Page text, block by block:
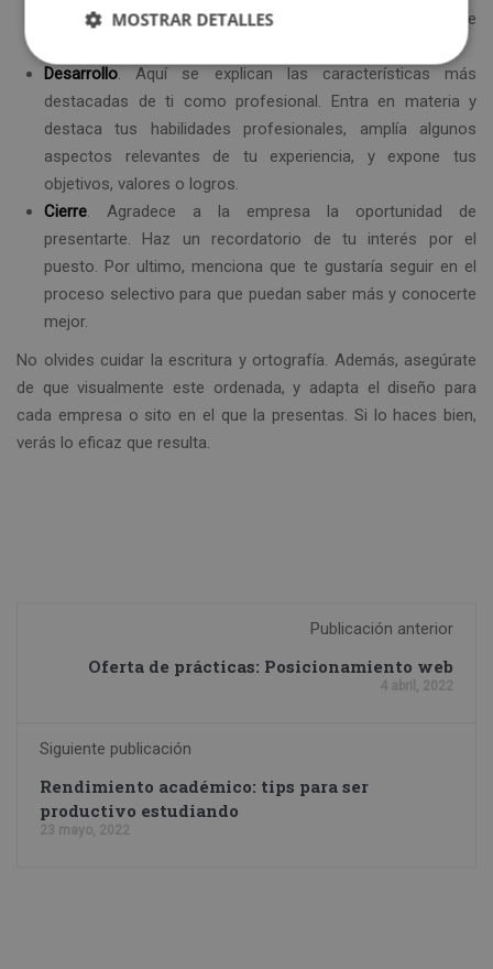
el nombre del puesto. En la introducción es el momento de
Desarrollo. Aquí se explican las características más
destacadas de ti como profesional. Entra en materia y
destaca tus habilidades profesionales, amplía algunos
aspectos relevantes de tu experiencia, y expone tus
objetivos, valores o logros.
Cierre. Agradece a la empresa la oportunidad de
presentarte. Haz un recordatorio de tu interés por el
puesto. Por ultimo, menciona que te gustaría seguir en el
proceso selectivo para que puedan saber más y conocerte
mejor.
No olvides cuidar la escritura y ortografía. Además, asegúrate
de que visualmente este ordenada, y adapta el diseño para
cada empresa o sito en el que la presentas. Si lo haces bien,
verás lo eficaz que resulta.
Publicación anterior
Oferta de prácticas: Posicionamiento web
4 abril, 2022
Siguiente publicación
Rendimiento académico: tips para ser
productivo estudiando
23 mayo, 2022
MOSTRAR DETALLES